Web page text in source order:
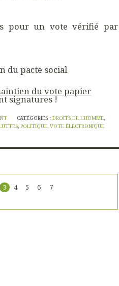
pour un vote vérifié par
du pacte social
signatures !
CATÉGORIES :DROITS DE L'HOMME,
, POLITIQUE, VOTE ÉLECTRONIQUE
3 4 5 6
7